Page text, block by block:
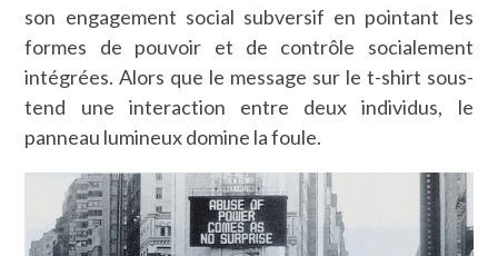
son engagement social subversif en pointant les
formes de pouvoir et de contrôle socialement
intégrées. Alors que le message sur le t-shirt sous-
tend une interaction entre deux individus, le
panneau lumineux domine la foule.